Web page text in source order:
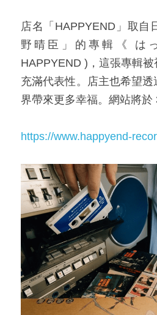
店名「HAPPYEND」取自
野晴臣」的專輯《 は
HAPPYEND )，這張專輯被
充滿代表性。店主也希望
界帶來更多幸福。網站將於
https://www.happyend-